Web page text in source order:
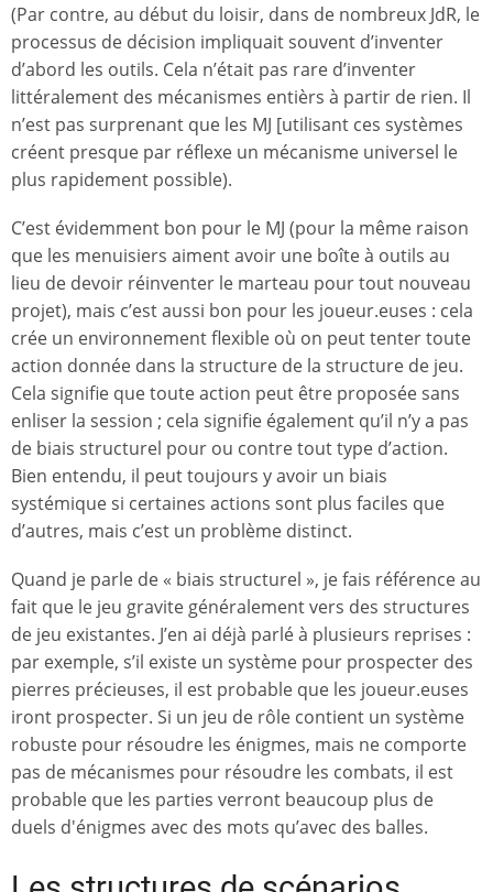
(Par contre, au début du loisir, dans de nombreux JdR, le
processus de décision impliquait souvent d’inventer
d’abord les outils. Cela n’était pas rare d’inventer
littéralement des mécanismes entièrs à partir de rien. Il
n’est pas surprenant que les MJ [utilisant ces systèmes
créent presque par réflexe un mécanisme universel le
plus rapidement possible).
C’est évidemment bon pour le MJ (pour la même raison
que les menuisiers aiment avoir une boîte à outils au
lieu de devoir réinventer le marteau pour tout nouveau
projet), mais c’est aussi bon pour les joueur.euses : cela
crée un environnement flexible où on peut tenter toute
action donnée dans la structure de la structure de jeu.
Cela signifie que toute action peut être proposée sans
enliser la session ; cela signifie également qu’il n’y a pas
de biais structurel pour ou contre tout type d’action.
Bien entendu, il peut toujours y avoir un biais
systémique si certaines actions sont plus faciles que
d’autres, mais c’est un problème distinct.
Quand je parle de « biais structurel », je fais référence au
fait que le jeu gravite généralement vers des structures
de jeu existantes. J’en ai déjà parlé à plusieurs reprises :
par exemple, s’il existe un système pour prospecter des
pierres précieuses, il est probable que les joueur.euses
iront prospecter. Si un jeu de rôle contient un système
robuste pour résoudre les énigmes, mais ne comporte
pas de mécanismes pour résoudre les combats, il est
probable que les parties verront beaucoup plus de
duels d'énigmes avec des mots qu’avec des balles.